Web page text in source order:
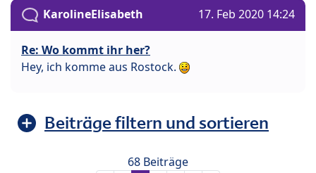
KarolineElisabeth 17. Feb 2020 14:24
Re: Wo kommt ihr her?
Hey, ich komme aus Rostock.
Beiträge filtern und sortieren
68 Beiträge